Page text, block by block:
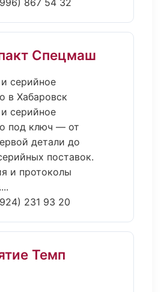
867 54 32
Спецмаш
серийное
в Хабаровск
серийное
под ключ — от
детали до
поставок.
и протоколы
231 93 20
Темп